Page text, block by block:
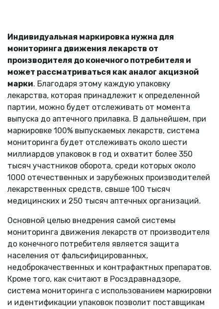
Индивидуальная маркировка нужна для
мониторинга движения лекарств от
производителя до конечного потребителя и
может рассматриваться как аналог акцизной
марки. Благодаря этому каждую упаковку
лекарства, которая принадлежит к определенной
партии, можно будет отслеживать от момента
выпуска до аптечного прилавка. В дальнейшем, при
маркировке 100% выпускаемых лекарств, система
мониторинга будет отслеживать около шести
миллиардов упаковок в год и охватит более 350
тысяч участников оборота, среди которых около
1000 отечественных и зарубежных производителей
лекарственных средств, свыше 100 тысяч
медицинских и 250 тысяч аптечных организаций.
Основной целью внедрения самой системы
мониторинга движения лекарств от производителя
до конечного потребителя является защита
населения от фальсифицированных,
недоброкачественных и контрафактных препаратов.
Кроме того, как считают в Росздравнадзоре,
система мониторинга с использованием маркировки
и идентификации упаковок позволит поставщикам